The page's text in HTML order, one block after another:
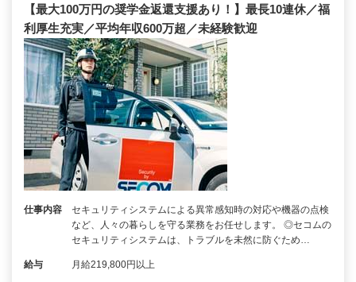
【最大100万円の奨学金返還支援あり！】最長10連休／福
利厚生充実／平均年収600万超／未経験歓迎
仕事内容
セキュリティシステムによる異常感知時の対応や機器の点検
など、人々の暮らしを守る業務をお任せします。 ◎セコムの
セキュリティシステムは、トラブルを未然に防ぐため…
給与 月給219,800円以上